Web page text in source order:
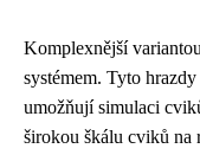
Komplexnější
systémem. Tyto
umožňují simulaci
širokou škálu cviků na